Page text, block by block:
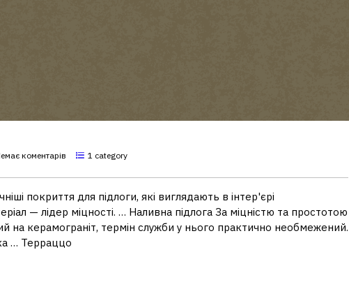
коментарів 1 category
покриття для підлоги, які виглядають в інтер'єрі
— лідер міцності. … Наливна підлога За міцністю та простотою
на керамограніт, термін служби у нього практично необмежений.
… Терраццо